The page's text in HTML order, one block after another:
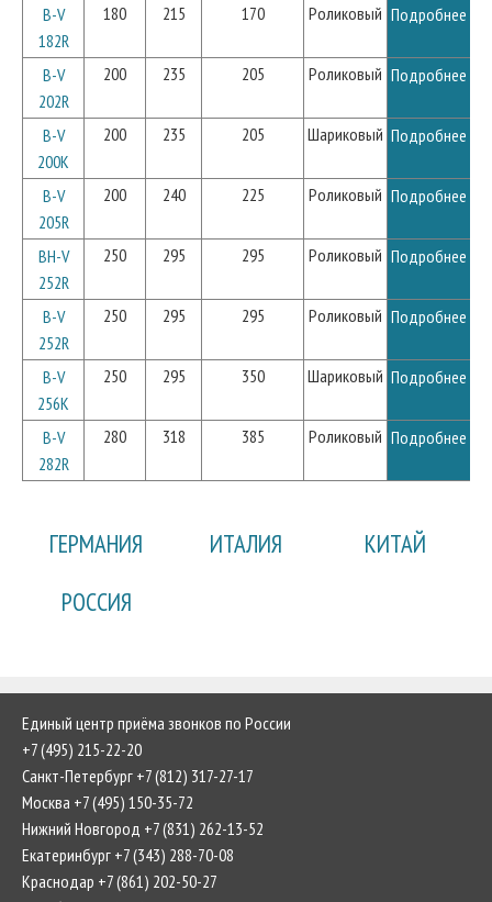
B-V
182R
180 215 170 Роликовый Подробнее
B-V
202R
200 235 205 Роликовый Подробнее
B-V
200K
200 235 205 Шариковый Подробнее
B-V
205R
200 240 225 Роликовый Подробнее
BH-V
252R
250 295 295 Роликовый Подробнее
B-V
252R
250 295 295 Роликовый Подробнее
B-V
256K
250 295 350 Шариковый Подробнее
B-V
282R
280 318 385 Роликовый Подробнее
ГЕРМАНИЯ ИТАЛИЯ
КИТАЙ
РОССИЯ
Единый центр приёма звонков по России
+7 (495) 215-22-20
Санкт-Петербург +7 (812) 317-27-17
Москва +7 (495) 150-35-72
Нижний Новгород +7 (831) 262-13-52
Екатеринбург +7 (343) 288-70-08
Краснодар +7 (861) 202-50-27